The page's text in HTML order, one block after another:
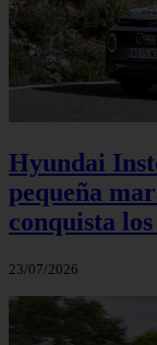
Hyundai
pequeña
conquista
23/07/2026